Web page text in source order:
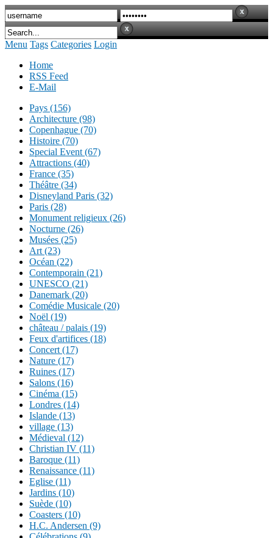
Menu Tags Categories Login
Home
RSS Feed
E-Mail
Pays (156)
Architecture (98)
Copenhague (70)
Histoire (70)
Special Event (67)
Attractions (40)
France (35)
Théâtre (34)
Disneyland Paris (32)
Paris (28)
Monument religieux (26)
Nocturne (26)
Musées (25)
Art (23)
Océan (22)
Contemporain (21)
UNESCO (21)
Danemark (20)
Comédie Musicale (20)
Noël (19)
château / palais (19)
Feux d'artifices (18)
Concert (17)
Nature (17)
Ruines (17)
Salons (16)
Cinéma (15)
Londres (14)
Islande (13)
village (13)
Médieval (12)
Christian IV (11)
Baroque (11)
Renaissance (11)
Eglise (11)
Jardins (10)
Suède (10)
Coasters (10)
H.C. Andersen (9)